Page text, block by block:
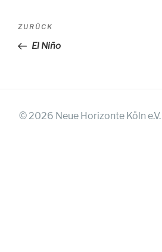
Beitragsnavigation
Vorheriger
Beitrag
ZURÜCK
El Niño
© 2026 Neue Horizonte Köln e.V. |